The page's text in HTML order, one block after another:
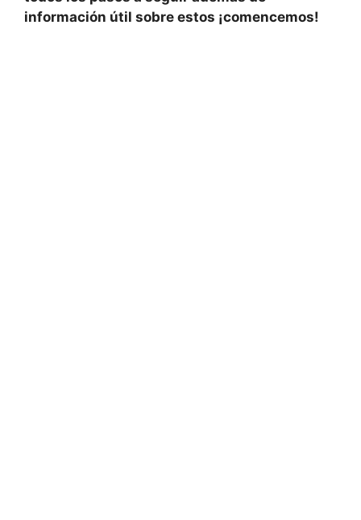
información útil sobre estos ¡comencemos!